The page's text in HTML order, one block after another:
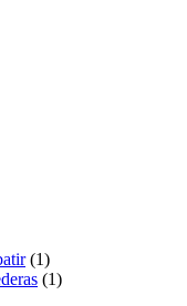
(1)
(1)